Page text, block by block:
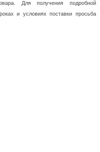
Для получения подробной
и условиях поставки просьба